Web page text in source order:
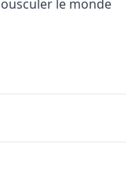
le monde